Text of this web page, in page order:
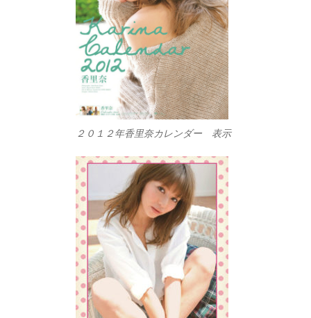
２０１２年香里奈カレンダー 表示